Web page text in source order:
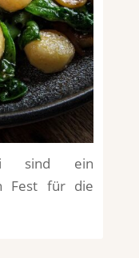
sind ein
Fest für die